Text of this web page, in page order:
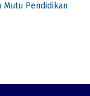
Mutu Pendidikan